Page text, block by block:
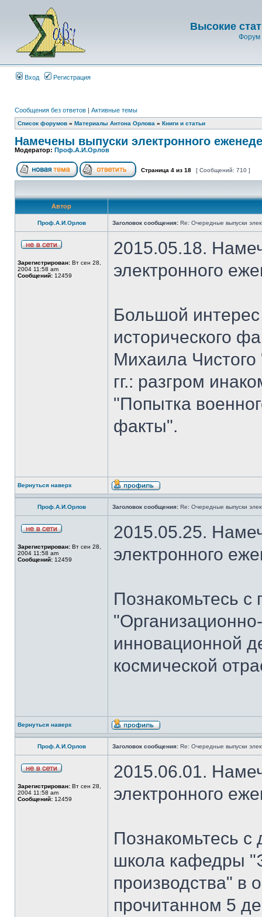
Высокие
Форум
Вход Регистрация
Сообщения без ответов | Активные темы
Список форумов » Материалы Антона Орлова » Книги и статьи
Намечены выпуски электронного
Модератор: Проф.А.И.Орлов
Страница 4 из 18 [ Сообщений: 710 ]
Автор
Проф.А.И.Орлов Заголовок сообщения: Re: Очередные выпуски
Зарегистрирован: Вт сен 28,
2004 11:58 am
Сообщений: 12459
2015.05.18.
электронного
Большой интерес
исторического
Михаила
гг.: разгром
"Попытка
факты".
Вернуться наверх
Проф.А.И.Орлов Заголовок сообщения: Re: Очередные выпуски
Зарегистрирован: Вт сен 28,
2004 11:58 am
Сообщений: 12459
2015.05.25.
электронного
Познакомьтесь
инновационной
космической
Вернуться наверх
Проф.А.И.Орлов Заголовок сообщения: Re: Очередные выпуски
Зарегистрирован: Вт сен 28,
2004 11:58 am
Сообщений: 12459
2015.06.01.
электронного
Познакомьтесь
школа кафедры
производства" в
прочитанном 5